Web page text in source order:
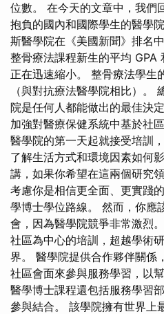
位數。 在今天的文章中，我們
抱負的國內和國際學生的醫學
斯醫學院在《美國新聞》排名
整骨療法課程新生的平均 GPA
正在迅速縮小。 整骨療法學生
（與對抗療法醫學院相比）。
院是任何人都能做出的最佳決
加強對醫療保健系統中基於社
醫學院的第一天起就接受培訓
了解生活方式和環境因素如何
講，如果你希望在這兩個研究
考慮你是相信更全面、更實踐
學博士學位路線。 然而，你應
會，因為醫學院競爭非常激烈
社區為中心的培訓，超越學術
界。 醫學院提供合作夥伴關係
社區會面來參與服務學習，以
醫學博士課程還包括服務學習
參與結合。 該學院擁有世界上